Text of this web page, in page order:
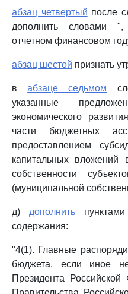
абзац четвертый после
дополнить словами
отчетном финансовом
абзац шестой признать
вабзаце седьмом
указанные
экономического
части бюджетных
предоставлением
капитальных вложений
собственности
(муниципальной
д) дополнить
содержания:
"4(1). Главные
бюджета, если иное
Президента